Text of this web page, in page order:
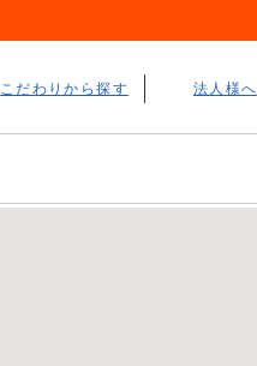
こだわりから探す 法人様へ